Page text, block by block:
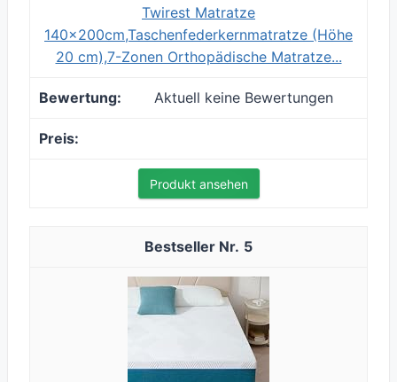
Twirest Matratze
140x200cm,Taschenfederkernmatratze (Höhe
20 cm),7-Zonen Orthopädische Matratze...
Aktuell keine Bewertungen
Produkt ansehen
5